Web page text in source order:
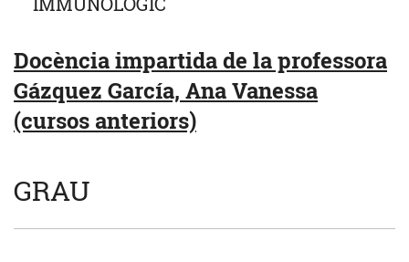
Docència impartida de la professora
Gázquez García, Ana Vanessa
(cursos anteriors)
GRAU